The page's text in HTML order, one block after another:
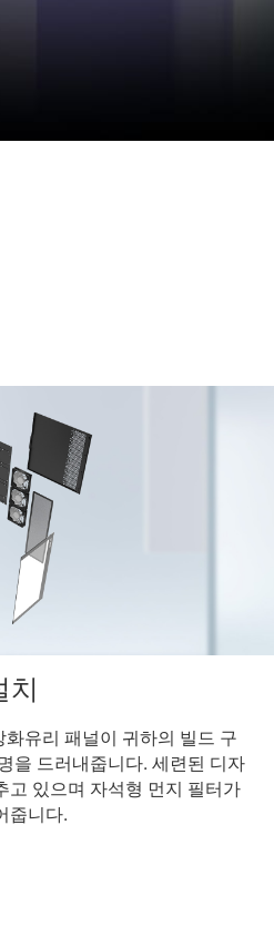
치
화유리 패널이 귀하의 빌드 구
을 드러내줍니다. 세련된 디자
고 있으며 자석형 먼지 필터가
줍니다.